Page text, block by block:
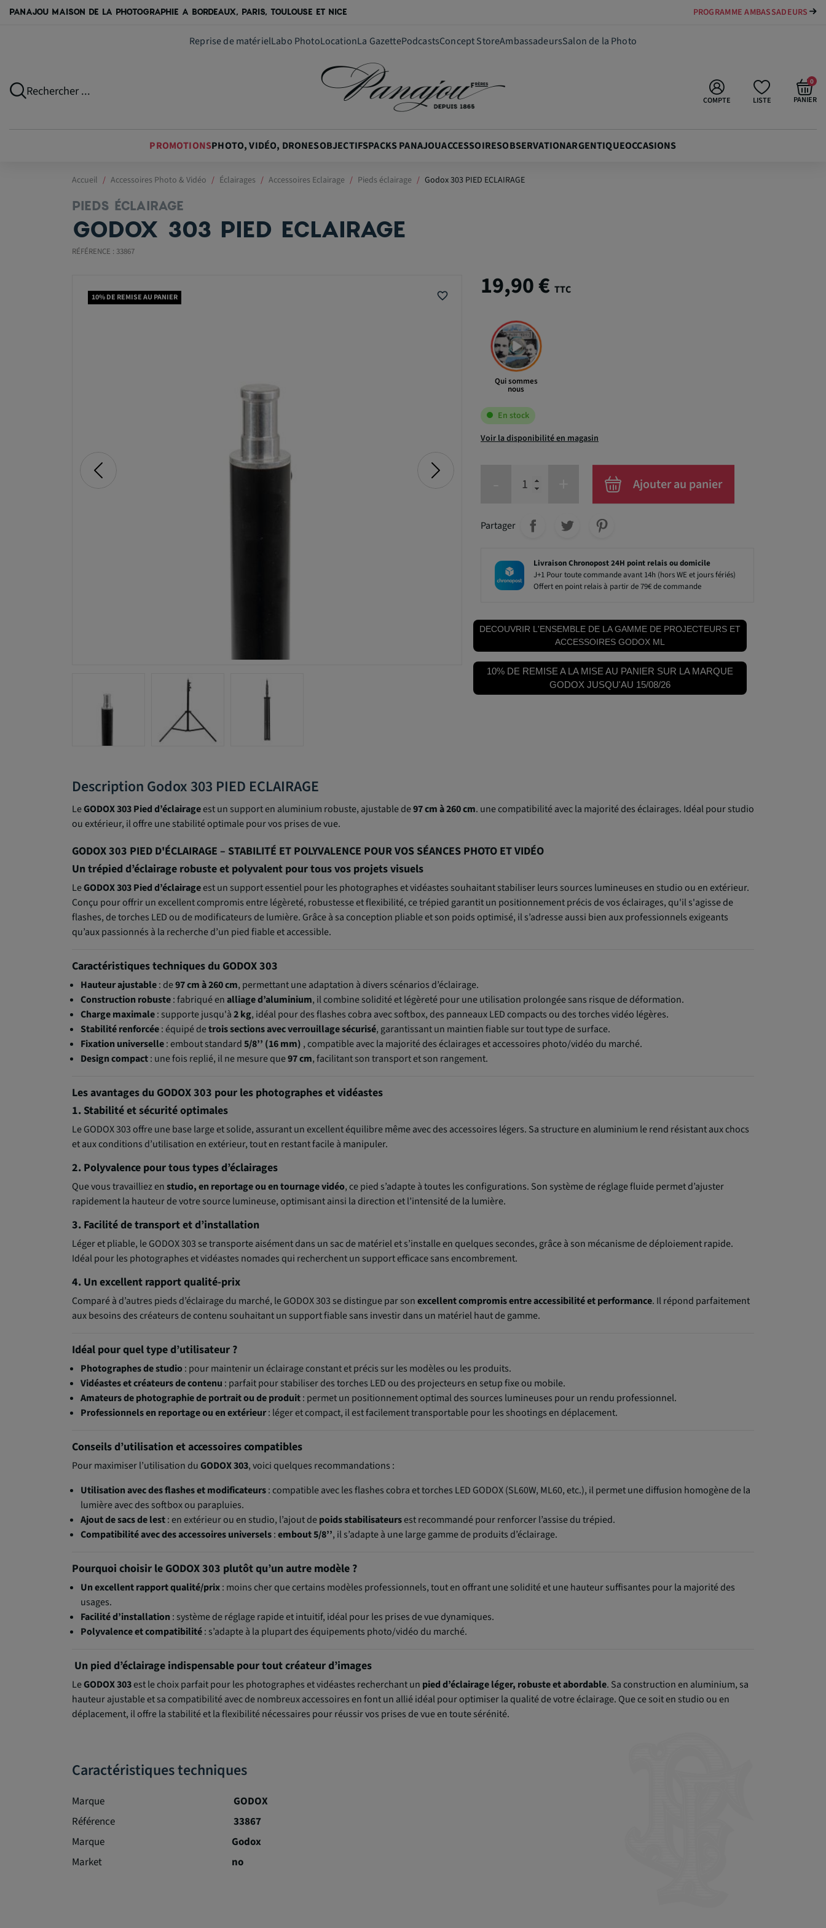
PANAJOU MAISON DE LA PHOTOGRAPHIE A BORDEAUX, PARIS, TOULOUSE ET NICE PAYER VOTRE MATÉRIEL JUSQU'EN 84 FOIS
Reprise de matérielLabo PhotoLocationLa GazettePodcastsConcept StoreAmbassadeursSalon de la Photo
Rechercher ...
LISTE
COMPTE PANIER
0
PROMOTIONSPHOTO, VIDÉO, DRONESOBJECTIFSPACKS PANAJOUACCESSOIRESOBSERVATIONARGENTIQUEOCCASIONS
Accueil Accessoires Photo & Vidéo Éclairages Accessoires Eclairage Pieds éclairage Godox 303 PIED ECLAIRAGE
PIEDS ÉCLAIRAGE
GODOX 303 PIED ECLAIRAGE
RÉFÉRENCE : 33867
10% DE REMISE AU PANIER favorite_border 19,90 € TTC
Qui sommes
nous
En stock
Voir la disponibilité en magasin
Ajouter au panier
19,90 €
Partager
Livraison Chronopost 24H point relais ou domicile
J+1 Pour toute commande avant 14h (hors WE et jours fériés)
Offert en point relais à partir de 79€ de commande
DECOUVRIR L'ENSEMBLE DE LA GAMME DE PROJECTEURS ET
ACCESSOIRES GODOX ML
10% DE REMISE A LA MISE AU PANIER SUR LA MARQUE
GODOX JUSQU'AU 15/08/26
Description Godox 303 PIED ECLAIRAGE
LeGODOX 303 Pied d’éclairageest un support en aluminium robuste, ajustable de97 cm à 260 cm. une compatibilité avec la majorité des éclairages. Idéal pour studio
ou extérieur, il offre une stabilité optimale pour vos prises de vue.
GODOX 303 PIED D'ÉCLAIRAGE – STABILITÉ ET POLYVALENCE POUR VOS SÉANCES PHOTO ET VIDÉO
Un trépied d’éclairage robuste et polyvalent pour tous vos projets visuels
LeGODOX 303 Pied d’éclairageest un support essentiel pour les photographes et vidéastes souhaitant stabiliser leurs sources lumineuses en studio ou en extérieur.
Conçu pour offrir un excellent compromis entre légèreté, robustesse et flexibilité, ce trépied garantit un positionnement précis de vos éclairages, qu'il s'agisse de
flashes, de torches LED ou de modificateurs de lumière. Grâce à sa conception pliable et son poids optimisé, il s’adresse aussi bien aux professionnels exigeants
qu’aux passionnés à la recherche d’un pied fiable et accessible.
Caractéristiques techniques du GODOX 303
Hauteur ajustable: de97 cm à 260 cm, permettant une adaptation à divers scénarios d’éclairage.
Construction robuste: fabriqué enalliage d’aluminium, il combine solidité et légèreté pour une utilisation prolongée sans risque de déformation.
Charge maximale: supporte jusqu'à2 kg, idéal pour des flashes cobra avec softbox, des panneaux LED compacts ou des torches vidéo légères.
Stabilité renforcée: équipé detrois sections avec verrouillage sécurisé, garantissant un maintien fiable sur tout type de surface.
Fixation universelle: embout standard5/8’’ (16 mm) , compatible avec la majorité des éclairages et accessoires photo/vidéo du marché.
Design compact: une fois replié, il ne mesure que97cm, facilitant son transport et son rangement.
Les avantages du GODOX 303 pour les photographes et vidéastes
1. Stabilité et sécurité optimales
Le GODOX 303 offre une base large et solide, assurant un excellent équilibre même avec des accessoires légers. Sa structure en aluminium le rend résistant aux chocs
et aux conditions d’utilisation en extérieur, tout en restant facile à manipuler.
2. Polyvalence pour tous types d’éclairages
Que vous travailliez enstudio, en reportage ou en tournage vidéo, ce pied s’adapte à toutes les configurations. Son système de réglage fluide permet d’ajuster
rapidement la hauteur de votre source lumineuse, optimisant ainsi la direction et l’intensité de la lumière.
3. Facilité de transport et d’installation
Léger et pliable, le GODOX 303 se transporte aisément dans un sac de matériel et s’installe en quelques secondes, grâce à son mécanisme de déploiement rapide.
Idéal pour les photographes et vidéastes nomades qui recherchent un support efficace sans encombrement.
4. Un excellent rapport qualité-prix
Comparé à d’autres pieds d’éclairage du marché, le GODOX 303 se distingue par sonexcellent compromis entre accessibilité et performance. Il répond parfaitement
aux besoins des créateurs de contenu souhaitant un support fiable sans investir dans un matériel haut de gamme.
Idéal pour quel type d’utilisateur ?
Photographes de studio: pour maintenir un éclairage constant et précis sur les modèles ou les produits.
Vidéastes et créateurs de contenu : parfait pour stabiliser des torches LED ou des projecteurs en setup fixe ou mobile.
Amateurs de photographie de portrait ou de produit: permet un positionnement optimal des sources lumineuses pour un rendu professionnel.
Professionnels en reportage ou en extérieur: léger et compact, il est facilement transportable pour les shootings en déplacement.
Conseils d’utilisation et accessoires compatibles
Pour maximiser l’utilisation duGODOX 303, voici quelques recommandations :
Utilisation avec des flashes et modificateurs: compatible avec les flashes cobra et torches LED GODOX (SL60W, ML60, etc.), il permet une diffusion homogène de la
lumière avec des softbox ou parapluies.
Ajout de sacs de lest: en extérieur ou en studio, l’ajout depoids stabilisateursest recommandé pour renforcer l’assise du trépied.
Compatibilité avec des accessoires universels:embout 5/8’’, il s’adapte à une large gamme de produits d’éclairage.
Pourquoi choisir le GODOX 303 plutôt qu’un autre modèle ?
Un excellent rapport qualité/prix: moins cher que certains modèles professionnels, tout en offrant une solidité et une hauteur suffisantes pour la majorité des
usages.
Facilité d’installation : système de réglage rapide et intuitif, idéal pour les prises de vue dynamiques.
Polyvalence et compatibilité: s’adapte à la plupart des équipements photo/vidéo du marché.
Un pied d’éclairage indispensable pour tout créateur d’images
LeGODOX 303est le choix parfait pour les photographes et vidéastes recherchant un pied d’éclairage léger, robuste et abordable. Sa construction en aluminium, sa
hauteur ajustable et sa compatibilité avec de nombreux accessoires en font un allié idéal pour optimiser la qualité de votre éclairage. Que ce soit en studio ou en
déplacement, il offre la stabilité et la flexibilité nécessaires pour réussir vos prises de vue en toute sérénité.
Caractéristiques techniques
Marque
GODOX
Référence
33867
Marque
Godox
Market
no